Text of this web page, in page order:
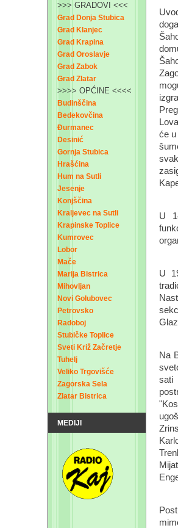
>>> GRADOVI <<<
Grad Donja Stubica
Grad Klanjec
Grad Krapina
Grad Oroslavje
Grad Zabok
Grad Zlatar
>>>> OPĆINE <<<<
Budinščina
Bedekovčina
Đurmanec
Desinić
Gornja Stubica
Hrašćina
Hum na Sutli
Jesenje
Konjščina
Kraljevec na Sutli
Krapinske Toplice
Kumrovec
Lobor
Mače
Marija Bistrica
Mihovljan
Novi Golubovec
Petrovsko
Radoboj
Stubičke Toplice
Sveti Križ Začretje
Tuhelj
Veliko Trgovišće
Zagorska Sela
Zlatar Bistrica
MEDIJI
će u
U
U
Na
sati